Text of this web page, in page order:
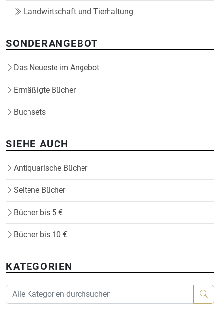
Landwirtschaft und Tierhaltung
SONDERANGEBOT
Das Neueste im Angebot
Ermäßigte Bücher
Buchsets
SIEHE AUCH
Antiquarische Bücher
Seltene Bücher
Bücher bis 5 €
Bücher bis 10 €
KATEGORIEN